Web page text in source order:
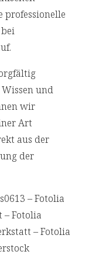
professionelle
und
wir
Art
aus der
der
– Fotolia
Fotolia
– Fotolia